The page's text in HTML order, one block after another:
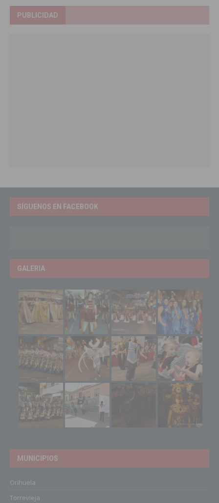
PUBLICIDAD
SÍGUENOS EN FACEBOOK
GALERIA
MUNICIPIOS
Orihuela
Torrevieja